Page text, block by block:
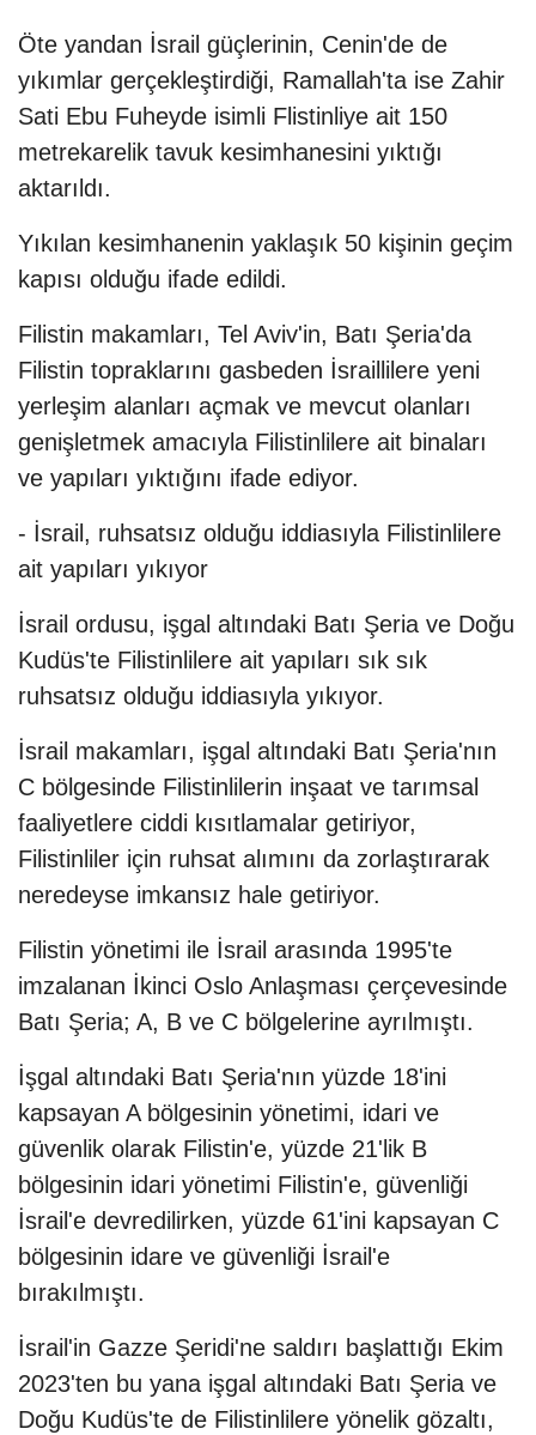
Öte yandan İsrail güçlerinin, Cenin'de de
yıkımlar gerçekleştirdiği, Ramallah'ta ise Zahir
Sati Ebu Fuheyde isimli Flistinliye ait 150
metrekarelik tavuk kesimhanesini yıktığı
aktarıldı.
Yıkılan kesimhanenin yaklaşık 50 kişinin geçim
kapısı olduğu ifade edildi.
Filistin makamları, Tel Aviv'in, Batı Şeria'da
Filistin topraklarını gasbeden İsraillilere yeni
yerleşim alanları açmak ve mevcut olanları
genişletmek amacıyla Filistinlilere ait binaları
ve yapıları yıktığını ifade ediyor.
- İsrail, ruhsatsız olduğu iddiasıyla Filistinlilere
ait yapıları yıkıyor
İsrail ordusu, işgal altındaki Batı Şeria ve Doğu
Kudüs'te Filistinlilere ait yapıları sık sık
ruhsatsız olduğu iddiasıyla yıkıyor.
İsrail makamları, işgal altındaki Batı Şeria'nın
C bölgesinde Filistinlilerin inşaat ve tarımsal
faaliyetlere ciddi kısıtlamalar getiriyor,
Filistinliler için ruhsat alımını da zorlaştırarak
neredeyse imkansız hale getiriyor.
Filistin yönetimi ile İsrail arasında 1995'te
imzalanan İkinci Oslo Anlaşması çerçevesinde
Batı Şeria; A, B ve C bölgelerine ayrılmıştı.
İşgal altındaki Batı Şeria'nın yüzde 18'ini
kapsayan A bölgesinin yönetimi, idari ve
güvenlik olarak Filistin'e, yüzde 21'lik B
bölgesinin idari yönetimi Filistin'e, güvenliği
İsrail'e devredilirken, yüzde 61'ini kapsayan C
bölgesinin idare ve güvenliği İsrail'e
bırakılmıştı.
İsrail'in Gazze Şeridi'ne saldırı başlattığı Ekim
2023'ten bu yana işgal altındaki Batı Şeria ve
Doğu Kudüs'te de Filistinlilere yönelik gözaltı,